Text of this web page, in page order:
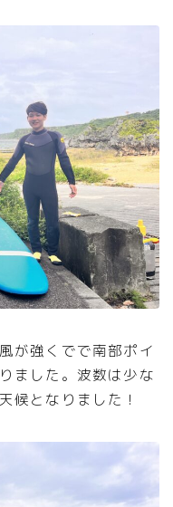
が強くでで南部ポイ
ました。波数は少な
候となりました！